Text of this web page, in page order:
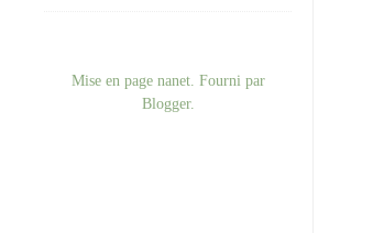
Mise en page nanet. Fourni par
Blogger.